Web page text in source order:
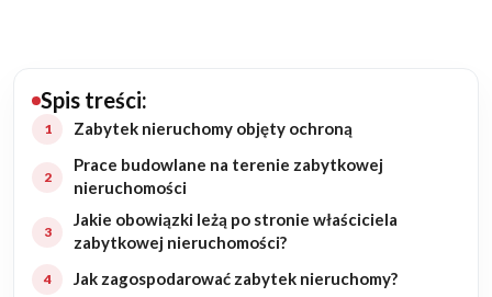
Budowa domu
Rezydencje
Rozbudowa
Spis treści:
Zabytek nieruchomy objęty ochroną
Prace budowlane na terenie zabytkowej
nieruchomości
Jakie obowiązki leżą po stronie właściciela
zabytkowej nieruchomości?
Jak zagospodarować zabytek nieruchomy?